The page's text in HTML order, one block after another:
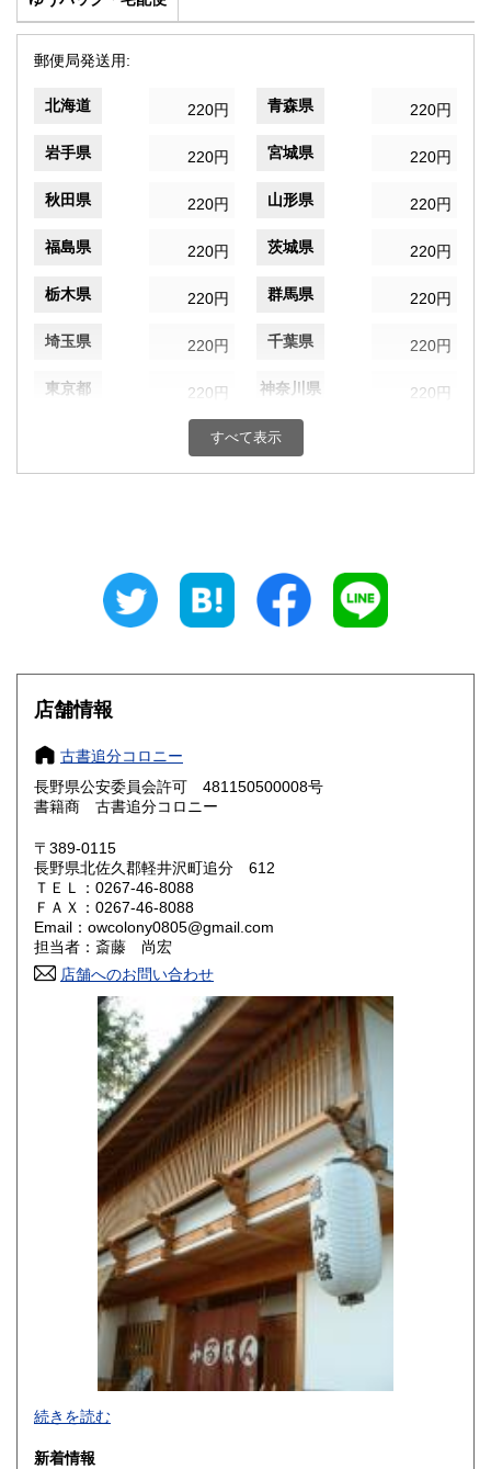
郵便局発送用:
北海道 220円 青森県 220円
岩手県 220円 宮城県 220円
秋田県 220円 山形県 220円
福島県 220円 茨城県 220円
栃木県 220円 群馬県 220円
埼玉県 220円 千葉県 220円
東京都 220円 神奈川県 220円
220円 富山県
静岡県
220円 三重県
滋賀県 220円 京都府 220円
大阪府
奈良県
鳥取県 220円
岡山県 220円 広島県
山口県 220円
香川県
220円 福岡県
220円 長崎県
220円 大分県
220円 鹿児島県
220円
すべて表示
店舗情報
古書追分コロニー
長野県公安委員会許可 481150500008号
書籍商 古書追分コロニー
〒389-0115
長野県北佐久郡軽井沢町追分 612
ＴＥＬ：0267-46-8088
ＦＡＸ：0267-46-8088
Email：owcolony0805@gmail.com
担当者：斎藤 尚宏
店舗へのお問い合わせ
続きを読む
新着情報